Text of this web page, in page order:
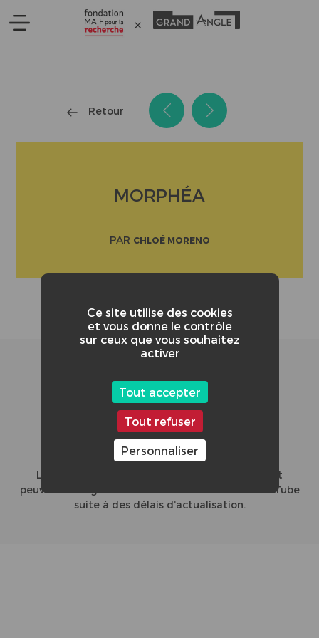
Retour
MORPHÉA
PAR CHLOÉ MORENO
60/86
CLASSEMENT GLOBAL DE LA VIDÉO :
L'affichage du nombre de vues et le classement
peuvent diverger entre le site du concours et YouTube
suite à des délais d’actualisation.
Ce site utilise des cookies
et vous donne le contrôle
sur ceux que vous souhaitez
activer
Tout accepter
Tout refuser
Personnaliser